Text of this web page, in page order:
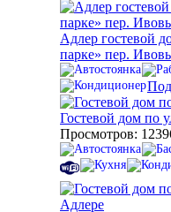
Адлер гостевой
парке» пер.
Гостевой дом по
Просмотров: